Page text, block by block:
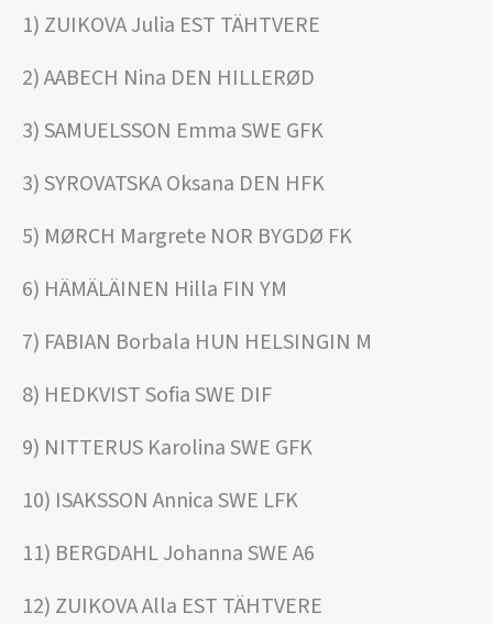
1) ZUIKOVA Julia EST TÄHTVERE
2) AABECH Nina DEN HILLERØD
3) SAMUELSSON Emma SWE GFK
3) SYROVATSKA Oksana DEN HFK
5) MØRCH Margrete NOR BYGDØ FK
6) HÄMÄLÄINEN Hilla FIN YM
7) FABIAN Borbala HUN HELSINGIN M
8) HEDKVIST Sofia SWE DIF
9) NITTERUS Karolina SWE GFK
10) ISAKSSON Annica SWE LFK
11) BERGDAHL Johanna SWE A6
12) ZUIKOVA Alla EST TÄHTVERE